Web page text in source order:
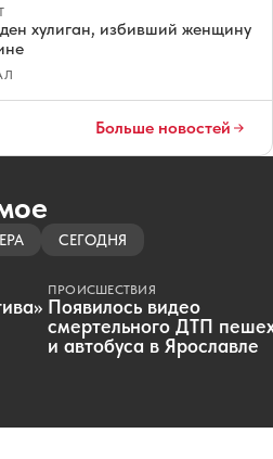
хулиган, избивший женщину
Больше новостей
СЕГОДНЯ
ПРОИСШЕСТВИЯ
Появилось видео
смертельного ДТП
и автобуса в Ярославле